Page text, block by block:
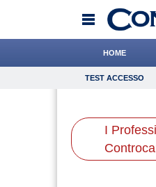
HOME
TEST ACCESSO
Scienze
TEST ACCESSO
I